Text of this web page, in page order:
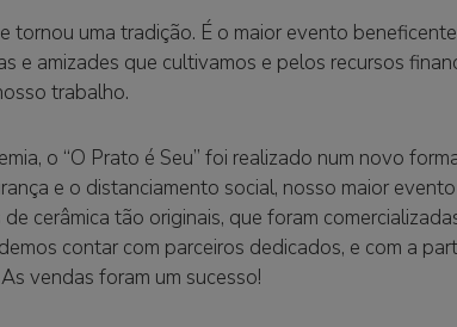
tornou uma tradição. É o maior evento
e amizades que cultivamos e pelos recursos
trabalho.
o “O Prato é Seu” foi realizado num novo
e o distanciamento social, nosso maior
cerâmica tão originais, que foram
contar com parceiros dedicados, e com a
vendas foram um sucesso!